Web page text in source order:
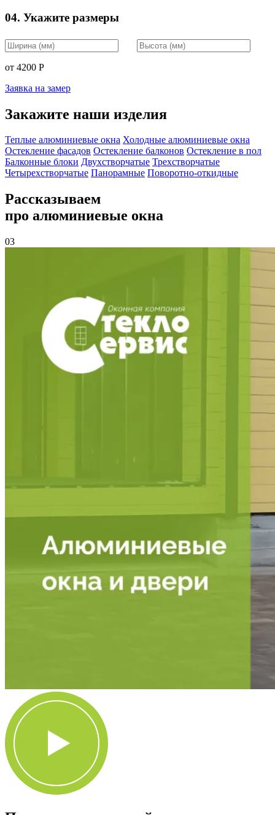
04. Укажите размеры
от 4200 Р
Заявка на замер
Закажите наши изделия
Теплые алюминиевые окна Холодные алюминиевые окна
Остекление фасадов Остекление балконов Остекление в пол
Балконные блоки Двухстворчатые Трехстворчатые
Четырехстворчатые Панорамные Поворотно-откидные
Рассказываем
про алюминиевые окна
03